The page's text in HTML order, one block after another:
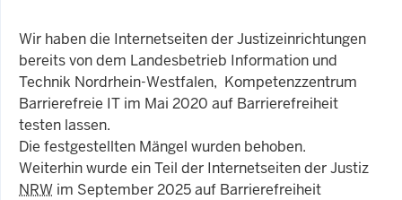
Wir haben die Internetseiten der Justizeinrichtungen
bereits von dem Landesbetrieb Information und
Technik Nordrhein-Westfalen, Kompetenzzentrum
Barrierefreie IT im Mai 2020 auf Barrierefreiheit
testen lassen.
Die festgestellten Mängel wurden behoben.
Weiterhin wurde ein Teil der Internetseiten der Justiz
NRW im September 2025 auf Barrierefreiheit